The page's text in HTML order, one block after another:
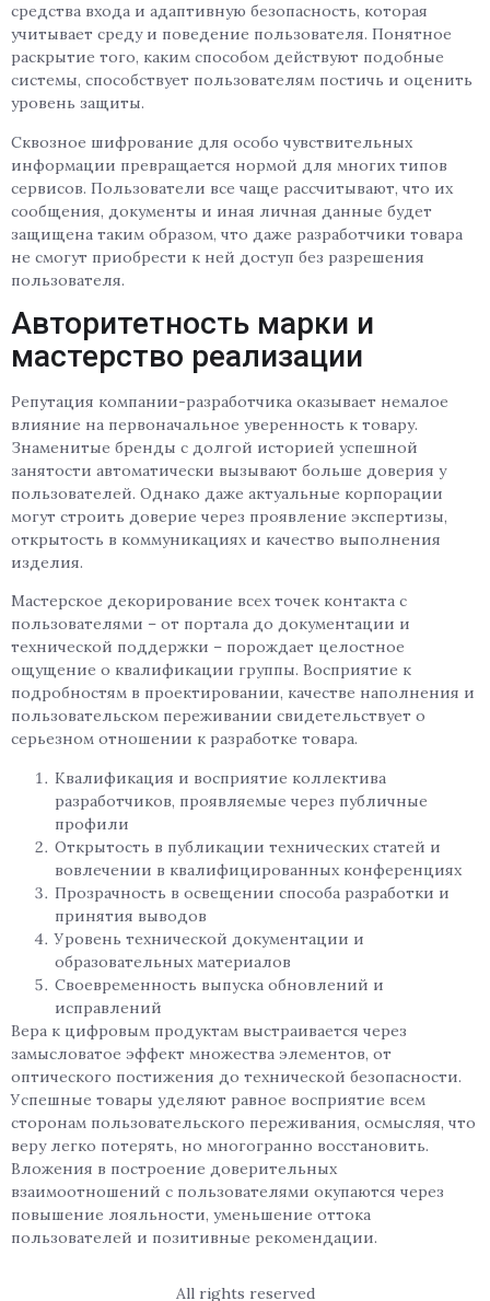
средства входа и адаптивную безопасность, которая
учитывает среду и поведение пользователя. Понятное
раскрытие того, каким способом действуют подобные
системы, способствует пользователям постичь и оценить
уровень защиты.
Сквозное шифрование для особо чувствительных
информации превращается нормой для многих типов
сервисов. Пользователи все чаще рассчитывают, что их
сообщения, документы и иная личная данные будет
защищена таким образом, что даже разработчики товара
не смогут приобрести к ней доступ без разрешения
пользователя.
Авторитетность марки и
мастерство реализации
Репутация компании-разработчика оказывает немалое
влияние на первоначальное уверенность к товару.
Знаменитые бренды с долгой историей успешной
занятости автоматически вызывают больше доверия у
пользователей. Однако даже актуальные корпорации
могут строить доверие через проявление экспертизы,
открытость в коммуникациях и качество выполнения
изделия.
Мастерское декорирование всех точек контакта с
пользователями – от портала до документации и
технической поддержки – порождает целостное
ощущение о квалификации группы. Восприятие к
подробностям в проектировании, качестве наполнения и
пользовательском переживании свидетельствует о
серьезном отношении к разработке товара.
Квалификация и восприятие коллектива
разработчиков, проявляемые через публичные
профили
Открытость в публикации технических статей и
вовлечении в квалифицированных конференциях
Прозрачность в освещении способа разработки и
принятия выводов
Уровень технической документации и
образовательных материалов
Своевременность выпуска обновлений и
исправлений
Вера к цифровым продуктам выстраивается через
замысловатое эффект множества элементов, от
оптического постижения до технической безопасности.
Успешные товары уделяют равное восприятие всем
сторонам пользовательского переживания, осмысляя, что
веру легко потерять, но многогранно восстановить.
Вложения в построение доверительных
взаимоотношений с пользователями окупаются через
повышение лояльности, уменьшение оттока
пользователей и позитивные рекомендации.
All rights reserved